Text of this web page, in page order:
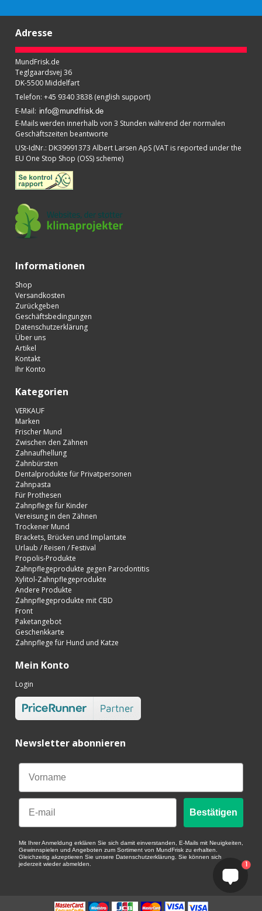
Adresse
MundFrisk.de
Teglgaardsvej 36
DK-5500 Middelfart
Telefon: +45 9340 3838 (english support)
E-Mail:
E-Mails werden innerhalb von 3 Stunden während der normalen
Geschäftszeiten beantworte
USt-IdNr.: DK39991373 Albert Larsen ApS (VAT is reported under the
EU One Stop Shop (OSS) scheme)
Informationen
Shop
Versandkosten
Zurückgeben
Geschäftsbedingungen
Datenschutzerklärung
Über uns
Artikel
Kontakt
Ihr Konto
Kategorien
VERKAUF
Marken
Frischer Mund
Zwischen den Zähnen
Zahnaufhellung
Zahnbürsten
Dentalprodukte für Privatpersonen
Zahnpasta
Für Prothesen
Zahnpflege für Kinder
Vereisung in den Zähnen
Trockener Mund
Brackets, Brücken und Implantate
Urlaub / Reisen / Festival
Propolis-Produkte
Zahnpflegeprodukte gegen Parodontitis
Xylitol-Zahnpflegeprodukte
Andere Produkte
Zahnpflegeprodukte mit CBD
Front
Paketangebot
Geschenkkarte
Zahnpflege für Hund und Katze
Mein Konto
Login
Newsletter abonnieren
Email
Bestätigen
Mit Ihrer Anmeldung erklären Sie sich damit einverstanden, E-Mails mit Neuigkeiten,
Gewinnspielen und Angeboten zum Sortiment von MundFrisk zu erhalten.
Gleichzeitig akzeptieren Sie unsere Datenschutzerklärung. Sie können sich
jederzeit wieder abmelden.
1